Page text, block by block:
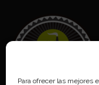
Para ofrecer las mejores